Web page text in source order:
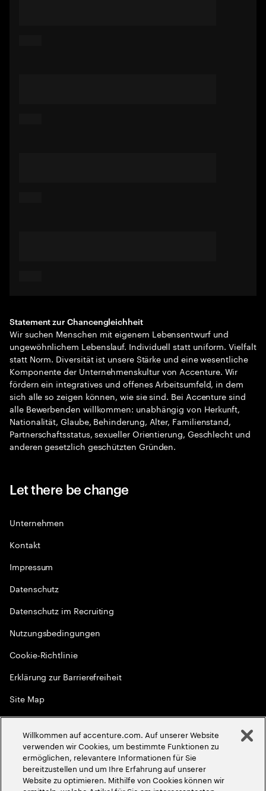
Statement zur Chancengleichheit
Wir suchen Menschen mit eigenem Lebensentwurf und
ungewöhnlichem Lebenslauf. Individuell statt uniform. Vielfalt
statt Norm. Diversität ist unsere Stärke und eine wesentliche
Komponente der Unternehmenskultur von Accenture. Wir
fördern ein integratives und offenes Arbeitsumfeld, in dem
sich alle so zeigen können, wie sie sind. Bei Accenture sind
alle Bewerbenden willkommen: unabhängig von Herkunft,
Nationalität, Glaube, Behinderung, Alter, Familienstand,
Partnerschaftsstatus, sexueller Orientierung, Geschlecht und
anderen gesetzlich geschützten Gründen.
Let there be change
Unternehmen
Kontakt
Impressum
Datenschutz
Datenschutz im Recruiting
Nutzungsbedingungen
Cookie-Richtlinie
Erklärung zur Barrierefreiheit
Site Map
Globale Meritokratie
2026Accenture. Alle Rechte vorbehalten
Willkommen auf accenture.com. Auf unserer Website
verwenden wir Cookies, um bestimmte Funktionen zu
ermöglichen, relevantere Informationen für Sie
bereitzustellen und um Ihre Erfahrung auf unserer
Website zu optimieren. Mithilfe von Cookies können wir